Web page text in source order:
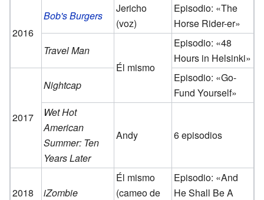
2016
Bob's Burgers
Jericho
(voz)
Episodio: «The
Horse Rider-er»
Travel Man
Él mismo
Episodio: «48
Hours in Helsinki»
2017
Nightcap
Episodio: «Go-
Fund Yourself»
Wet Hot
American
Summer: Ten
Years Later
Andy 6 episodios
2018 iZombie
Él mismo
(cameo de
Episodio: «And
He Shall Be A